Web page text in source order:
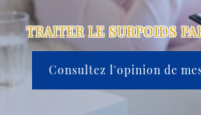
TRAITER LE SURPOIDS
Consultez l'opinion de